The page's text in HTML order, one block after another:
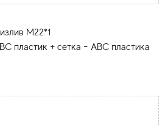
М22*1
пластик + сетка - АВС пластика